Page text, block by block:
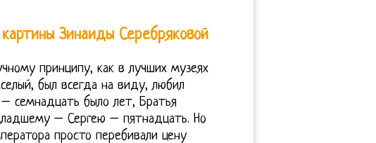
Зинаиды Серебряковой
принципу, как в лучших музеях
был всегда на виду, любил
семнадцать было лет, Братья
– Сергею – пятнадцать. Но
просто перебивали цену